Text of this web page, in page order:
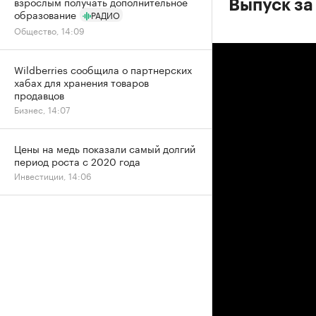
Выпуск
образование
РАДИО
Общество, 14:09
Wildberries сообщила о партнерских
хабах для хранения товаров
продавцов
Бизнес, 14:07
Цены на медь показали самый долгий
период роста с 2020 года
Инвестиции, 14:06